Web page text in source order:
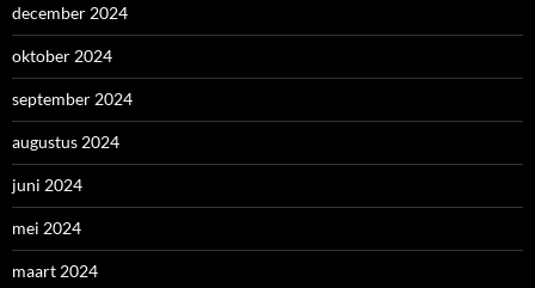
december 2024
oktober 2024
september 2024
augustus 2024
juni 2024
mei 2024
maart 2024